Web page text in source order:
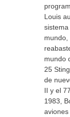
Louis
sistema
mundo,
mundo
25
de
II y el
1983,